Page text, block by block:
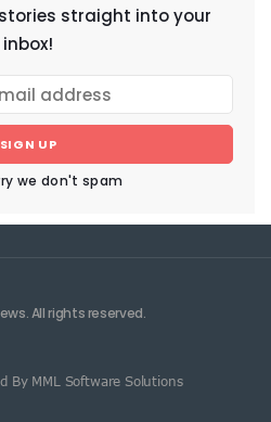
straight into your
inbox!
SIGN UP
we don't spam
All rights reserved.
By MML Software Solutions